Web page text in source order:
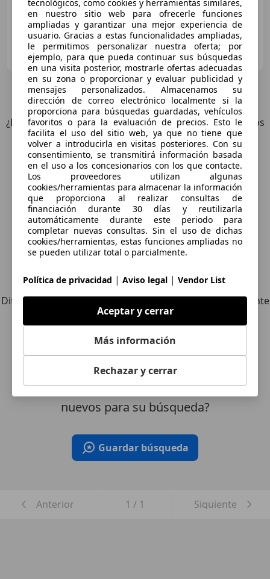
Particular
ES-15659 Cambre
7Ofertas para Honda CBR 600
¿Desea ser informado automáticamente sobre vehículos
nuevos para su búsqueda?
Guardar búsqueda
Explora vehículos similares
Diferente de tus criterios de búsqueda, pero posiblemente
una coincidencia perfecta.
¿Desea ser informado
automáticamente sobre vehículos
nuevos para su búsqueda?
Guardar búsqueda
Anterior 1 / 1 Siguiente
tecnológicos, como cookies y herramientas similares,
en nuestro sitio web para ofrecerle funciones
ampliadas y garantizar una mejor experiencia de
usuario. Gracias a estas funcionalidades ampliadas,
le permitimos personalizar nuestra oferta; por
ejemplo, para que pueda continuar sus búsquedas
en una visita posterior, mostrarle ofertas adecuadas
en su zona o proporcionar y evaluar publicidad y
mensajes personalizados. Almacenamos su
dirección de correo electrónico localmente si la
proporciona para búsquedas guardadas, vehículos
favoritos o para la evaluación de precios. Esto le
facilita el uso del sitio web, ya que no tiene que
volver a introducirla en visitas posteriores. Con su
consentimiento, se transmitirá información basada
en el uso a los concesionarios con los que contacte.
Los proveedores utilizan algunas
cookies/herramientas para almacenar la información
que proporciona al realizar consultas de
financiación durante 30 días y reutilizarla
automáticamente durante este periodo para
completar nuevas consultas. Sin el uso de dichas
cookies/herramientas, estas funciones ampliadas no
se pueden utilizar total o parcialmente.
Política de privacidad | Aviso legal | Vendor List
Aceptar y cerrar
Más información
Rechazar y cerrar